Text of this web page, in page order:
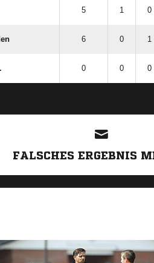
5 1 0
6 0 1
0 0 0
FALSCHES ERGEBNIS